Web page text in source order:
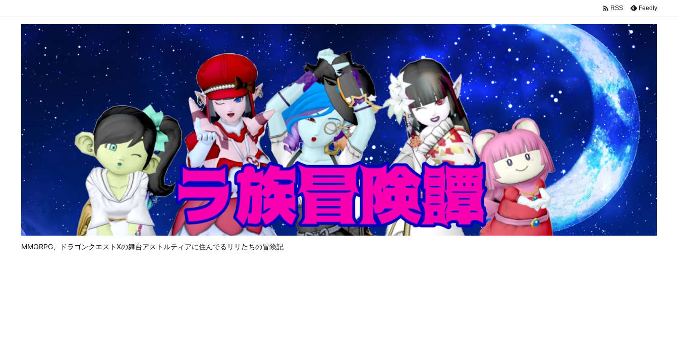
MMORPG、ドラゴンクエストⅩの舞台アストルティアに住んでるリリたちの冒険記
 RSS Feedly